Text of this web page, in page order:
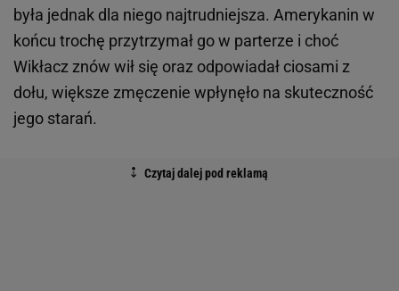
była jednak dla niego najtrudniejsza. Amerykanin w
końcu trochę przytrzymał go w parterze i choć
Wikłacz znów wił się oraz odpowiadał ciosami z
dołu, większe zmęczenie wpłynęło na skuteczność
jego starań.